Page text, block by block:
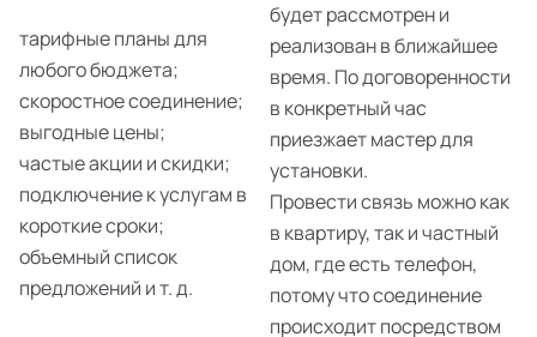
тарифные планы для
любого бюджета;
скоростное соединение;
выгодные цены;
частые акции и скидки;
подключение к услугам в
короткие сроки;
объемный список
предложений и т. д.
будет рассмотрен и
реализован в ближайшее
время. По договоренности
в конкретный час
приезжает мастер для
установки.
Провести связь можно как
в квартиру, так и частный
дом, где есть телефон,
потому что соединение
происходит посредством